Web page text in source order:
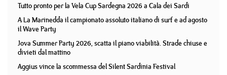
Tutto pronto per la Vela Cup Sardegna 2026 a Cala dei Sardi
A La Marinedda il campionato assoluto italiano di surf e ad agosto
il Wave Party
Jova Summer Party 2026, scatta il piano viabilità. Strade chiuse e
divieti dal mattino
Aggius vince la scommessa del Silent Sardinia Festival